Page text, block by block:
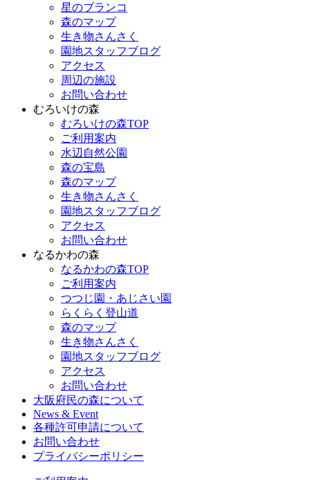
星のブランコ
森のマップ
生き物さんさく
園地スタッフブログ
アクセス
周辺の施設
お問い合わせ
むろいけの森
むろいけの森TOP
ご利用案内
水辺自然公園
森の宝島
森のマップ
生き物さんさく
園地スタッフブログ
アクセス
お問い合わせ
なるかわの森
なるかわの森TOP
ご利用案内
つつじ園・あじさい園
らくらく登山道
森のマップ
生き物さんさく
園地スタッフブログ
アクセス
お問い合わせ
大阪府民の森について
News & Event
各種許可申請について
お問い合わせ
プライバシーポリシー